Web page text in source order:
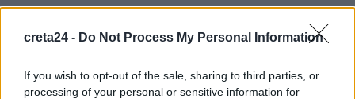
creta24 - Do Not Process My Personal Information
If you wish to opt-out of the sale, sharing to third parties, or
processing of your personal or sensitive information for
επαγγελματίες της Δημοτικής Κοινότητας Καστελλιανών
Newsroom 26 Ιανουαρίου, 2026